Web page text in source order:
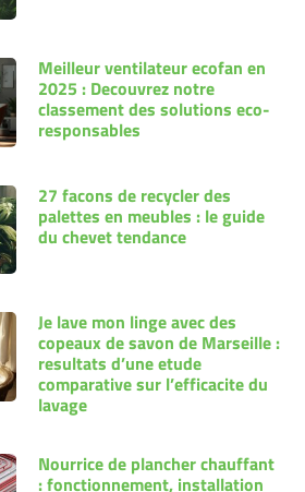
Meilleur ventilateur ecofan en
2025 : Decouvrez notre
classement des solutions eco-
responsables
27 facons de recycler des
palettes en meubles : le guide
du chevet tendance
Je lave mon linge avec des
copeaux de savon de Marseille :
resultats d’une etude
comparative sur l’efficacite du
lavage
Nourrice de plancher chauffant
: fonctionnement, installation